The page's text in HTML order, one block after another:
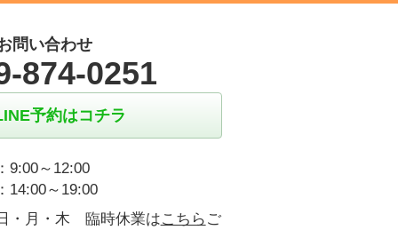
問い合わせ
874-0251
予約はコチラ
9:00～12:00
14:00～19:00
・月・木 臨時休業はこちら ご